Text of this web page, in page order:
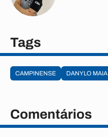
Tags
CAMPINENSE DANYLO MAIA
Comentários